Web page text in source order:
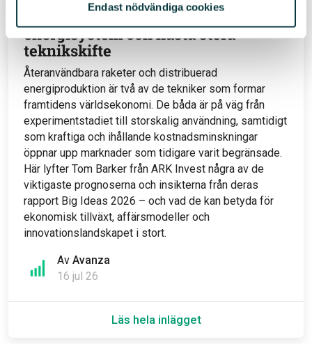
Endast nödvändiga cookies
Av Avanza
16 jul 26
Återanvändbara raketer, nya
energisystem och nästa stora
teknikskifte
Återanvändbara raketer och distribuerad
energiproduktion är två av de tekniker som formar
framtidens världsekonomi. De båda är på väg från
experimentstadiet till storskalig användning, samtidigt
som kraftiga och ihållande kostnadsminskningar
öppnar upp marknader som tidigare varit begränsade.
Här lyfter Tom Barker från ARK Invest några av de
viktigaste prognoserna och insikterna från deras
rapport Big Ideas 2026 – och vad de kan betyda för
ekonomisk tillväxt, affärsmodeller och
innovationslandskapet i stort.
Läs hela inlägget